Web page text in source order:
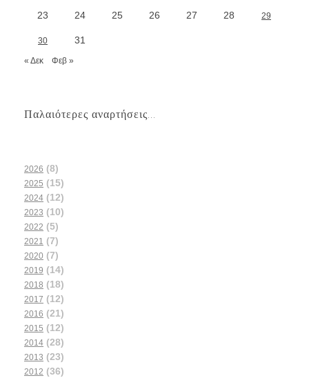
23 24 25 26 27 28 29
30 31
« Δεκ Φεβ »
Παλαιότερες αναρτήσεις...
2026 (8)
2025 (15)
2024 (12)
2023 (10)
2022 (5)
2021 (7)
2020 (7)
2019 (14)
2018 (18)
2017 (12)
2016 (21)
2015 (12)
2014 (28)
2013 (23)
2012 (36)